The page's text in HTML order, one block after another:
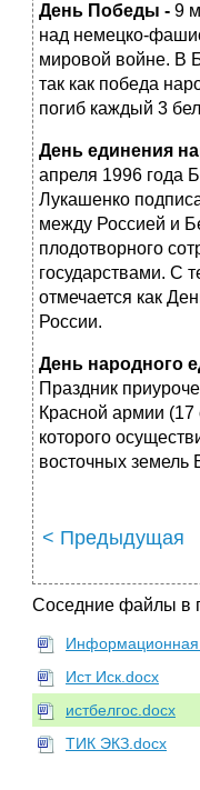
День Победы - 9
над немецко-
мировой войне. В
так как победа
погиб каждый 3
День единения
апреля 1996 года
Лукашенко
между Россией и
плодотворного
государствами. С
отмечается как
России.
День народного
Праздник
Красной армии (17
которого
восточных земель
< Предыдущая
Соседние файлы в
Информационная
Ист Иск.docx
истбелгос.docx
ТИК ЭКЗ.docx